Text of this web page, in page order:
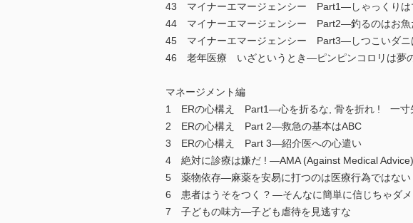
43 マイナーエマージェンシー Part1―しゃっくりは
44 マイナーエマージェンシー Part2―釣るのはお魚
45 マイナーエマージェンシー Part3―しつこいダニ
46 老年医療 いざというとき―ピンピンコロリは夢
マネージメント編
1 ERの心構え Part1―心を折るな, 骨を折れ ! 一寸
2 ERの心構え Part 2―救急の基本はABC
3 ERの心構え Part 3―紹介医への心遣い
4 絶対に診療は嫌だ ! ―AMA (Against Medical
5 薬物依存―麻薬を安易に打つのは医療行為ではない
6 患者はうそをつく ? ―そんなに簡単に信じちゃダ
7 子どもの味方―子ども虐待を見逃すな